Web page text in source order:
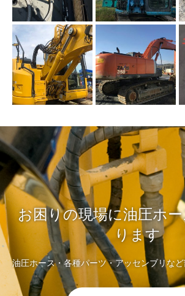
お困りの現場に油圧ホ
ります
油圧ホース・各種パーツ・アッセンブリな